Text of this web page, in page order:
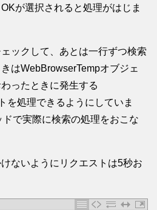
が選択されると処理がはじま
ックして、あとは一行ずつ検索
はWebBrowserTempオブジェ
ったときに発生する
を処理できるようにしていま
で実際に検索の処理をおこな
ないようにリクエストは5秒お